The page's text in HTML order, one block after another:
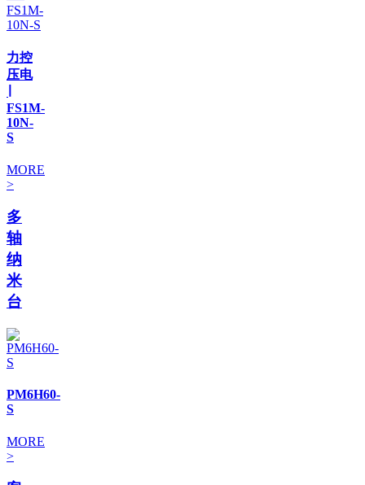
力控
压电
FS1M-
10N-
S
MORE
>
多
轴
纳
米
台
PM6H60-
S
MORE
>